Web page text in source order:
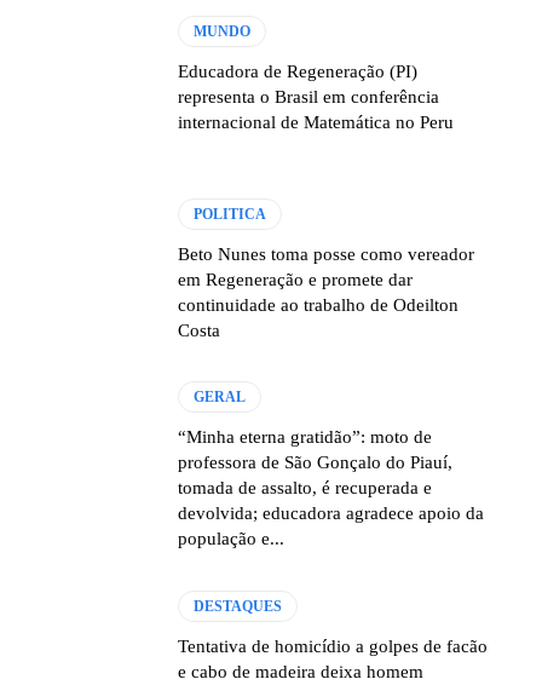
MUNDO
Educadora de Regeneração (PI)
representa o Brasil em conferência
internacional de Matemática no Peru
POLITICA
Beto Nunes toma posse como vereador
em Regeneração e promete dar
continuidade ao trabalho de Odeilton
Costa
GERAL
“Minha eterna gratidão”: moto de
professora de São Gonçalo do Piauí,
tomada de assalto, é recuperada e
devolvida; educadora agradece apoio da
população e...
DESTAQUES
Tentativa de homicídio a golpes de facão
e cabo de madeira deixa homem